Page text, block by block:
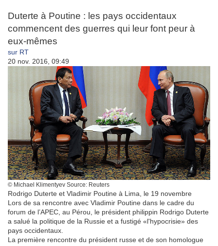
Duterte à Poutine : les pays occidentaux
commencent des guerres qui leur font peur à
eux-mêmes
sur RT
20 nov. 2016, 09:49
© Michael Klimentyev Source: Reuters
Rodrigo Duterte et Vladimir Poutine à Lima, le 19 novembre
Lors de sa rencontre avec Vladimir Poutine dans le cadre du
forum de l’APEC, au Pérou, le président philippin Rodrigo Duterte
a salué la politique de la Russie et a fustigé «l'hypocrisie» des
pays occidentaux.
La première rencontre du président russe et de son homologue